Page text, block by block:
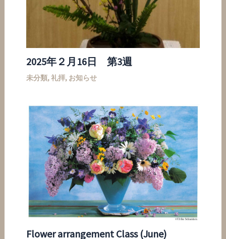
2025年２月16日 第3週
未分類,礼拝, お知らせ
Flower arrangement Class (June)